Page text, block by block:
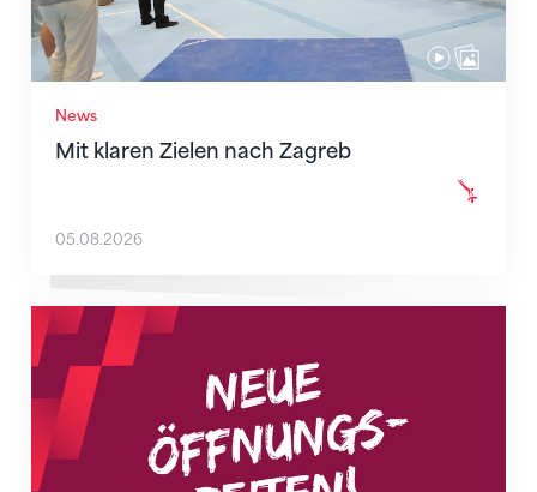
News
Mit klaren Zielen nach Zagreb
05.08.2026
Neue Empfangszeiten ab 1. August 2026